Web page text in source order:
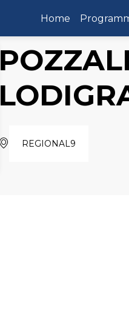
Home
POZZALI
REGIONAL9